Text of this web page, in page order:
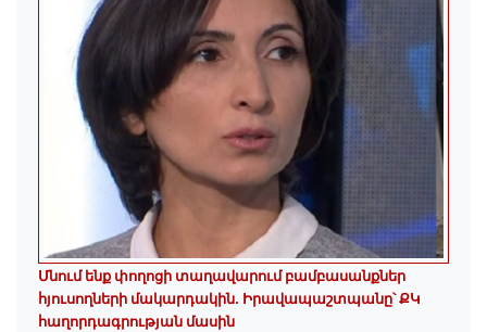
Մնում ենք փողոցի տաղավարում բամբասանքներ
հյուսողների մակարդակին․ Իրավապաշտպանը՝ ՔԿ
հաղորդագրության մասին